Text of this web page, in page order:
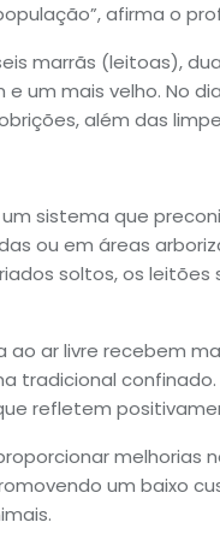
afirma o
marrãs (leitoas),
um mais velho. No
além das
um sistema que
ou em áreas
soltos, os
ao ar livre recebem
tradicional
refletem
melhorias
um baixo